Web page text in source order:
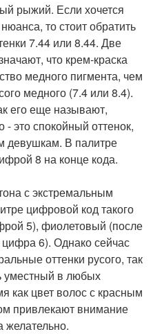
рыжий. Если хочется
то стоит обратить
7.44 или 8.44. Две
что крем-краска
медного пигмента, чем
медного (7.4 или 8.4).
его еще называют,
это спокойный оттенок,
девушкам. В палитре
8 на конце кода.
с экстремальным
цифровой код такого
5), фиолетовый (после
цифра 6). Однако сейчас
оттенки русого, так
уместный в любых
как цвет волос с красным
привлекают внимание
желательно.